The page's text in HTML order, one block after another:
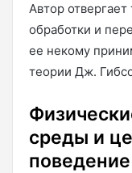
Автор
обработки и
ее некому
теории Дж.
среды и
поведение